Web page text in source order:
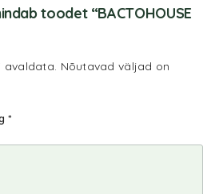
toodet “BACTOHOUSE
avaldata. Nõutavad väljad on
*